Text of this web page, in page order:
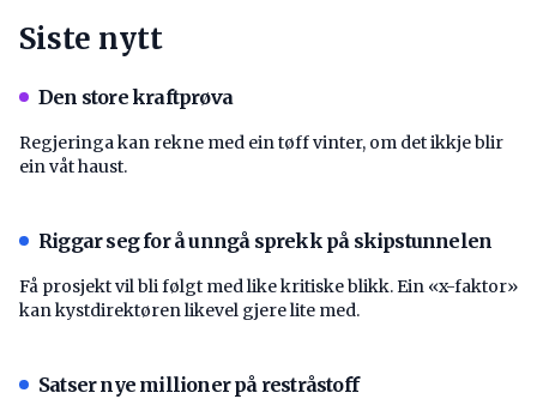
Siste nytt
Den store kraftprøva
Regjeringa kan rekne med ein tøff vinter, om det ikkje blir
ein våt haust.
Riggar seg for å unngå sprekk på skipstunnelen
Få prosjekt vil bli følgt med like kritiske blikk. Ein «x-faktor»
kan kystdirektøren likevel gjere lite med.
Satser nye millioner på restråstoff